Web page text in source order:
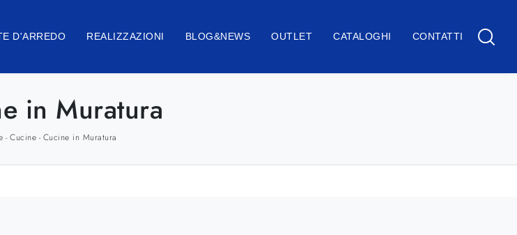
D'ARREDO REALIZZAZIONI BLOG&NEWS OUTLET CATALOGHI CONTATTI
in Muratura
-Cucine -Cucine in Muratura